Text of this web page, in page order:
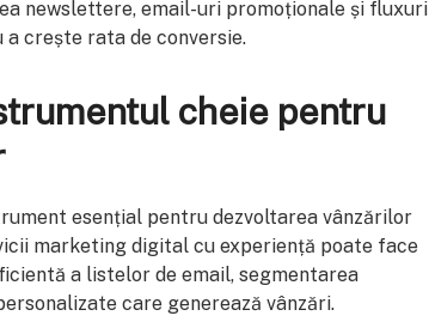
newslettere, email-uri promoționale și fluxuri
crește rata de conversie.
cheie pentru
esențial pentru dezvoltarea vânzărilor
marketing digital cu experiență poate face
a listelor de email, segmentarea
care generează vânzări.